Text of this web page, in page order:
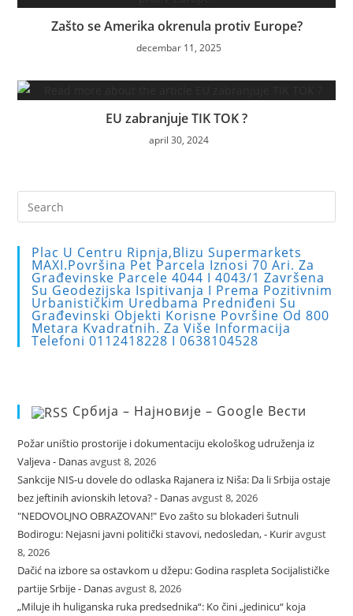
Zašto se Amerika okrenula protiv Europe?
decembar 11, 2025
EU zabranjuje TIK TOK ?
april 30, 2024
Plac U Centru Ripnja,blizu Supermarkets
MAXI.Površina Pet Parcela Iznosi 70 Ari. Za
Građevinske Parcele 4044 I 4043/1 Završena
Su Geodezijska Ispitivanja I Prema Pozitivnim
Urbanističkim Uredbama Predniđeni Su
Građevinski Objekti Korisne Površine Od 800
Metara Kvadratnih. Za Više Informacija
Telefoni 0112418228 I 0638104528
Србија – Најновије – Google Вести
Požar uništio prostorije i dokumentaciju ekološkog udruženja iz
Valjeva - Danasavgust 8, 2026
Sankcije NIS-u dovele do odlaska Rajanera iz Niša: Da li Srbija ostaje
bez jeftinih avionskih letova? - Danasavgust 8, 2026
"NEDOVOLJNO OBRAZOVAN!" Evo zašto su blokaderi šutnuli
Bodirogu: Nejasni javni politički stavovi, nedosledan, - Kuriravgust
8, 2026
Dačić na izbore sa ostavkom u džepu: Godina raspleta Socijalističke
partije Srbije - Danasavgust 8, 2026
„Miluje ih huliganska ruka predsednika“: Ko čini „jedinicu“ koja